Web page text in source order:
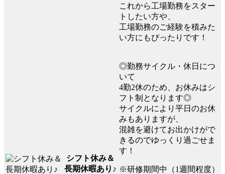
これから工場勤務をスター
トしたい方や、
工場勤務のご経験を積みた
い方にもぴったりです！
シフト休み＆
長期休暇あり♪
◎勤務サイクル・休日につ
いて
4勤2休のため、お休みはシ
フト制となります◎
サイクルにより平日のお休
みもありますが、
混雑を避けてお出かけがで
きるのでゆっくり過ごせま
す！
※研修期間中（1週間程度）